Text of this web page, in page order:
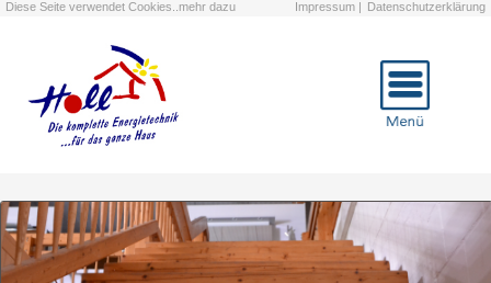
Impressum | Datenschutzerklärung
Diese Seite verwendet Cookies..mehr dazu